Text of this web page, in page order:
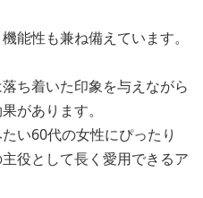
能性も兼ね備えています。
ち着いた印象を与えながら
があります。
い60代の女性にぴったり
役として長く愛用できるア